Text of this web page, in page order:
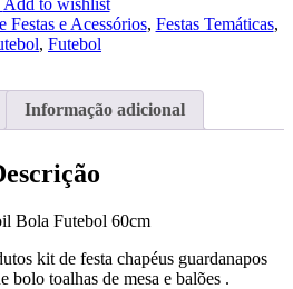
Add to wishlist
Festas e Acessórios, Festas Temáticas,
, Futebol
Informação adicional
Bola Futebol 60cm
kit de festa chapéus guardanapos
bolo toalhas de mesa e balões .